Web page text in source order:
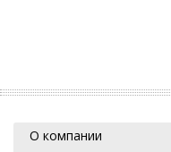
О компании